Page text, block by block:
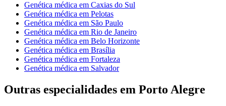
Genética médica em Caxias do Sul
Genética médica em Pelotas
Genética médica em São Paulo
Genética médica em Rio de Janeiro
Genética médica em Belo Horizonte
Genética médica em Brasília
Genética médica em Fortaleza
Genética médica em Salvador
Outras especialidades em Porto Alegre